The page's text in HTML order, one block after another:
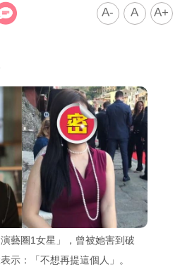
A- A A+
藝圈1女星」，曾被她害到破
示：「不想再提這個人」。